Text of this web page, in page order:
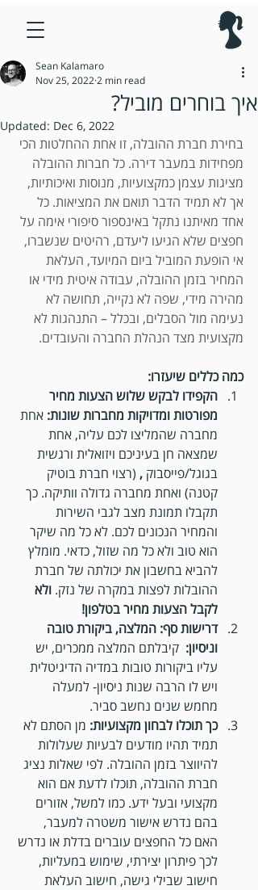
איך בוחרים מוביל?
Sean Kalamaro
Nov 25, 20222 min read
Updated: Dec 6, 2022
בחירת חברת ההובלה, זו אחת ההחלטות הכי
מפחידות במעבר דירה. כל חברות ההובלה
מציגות עצמן כמקצועיות, מנוסות ואיכותיות,
אך לא תמיד הדבר תואם את המציאות. כל
אחד מאיתנו נתקל באינספור סיפורי אימה על
חפצים שלא הגיעו ליעדם, רהיטים שנשברו,
אי הופעת המוביל ביום המיועד, העלאת
המחיר בזמן ההובלה, עבודה איטית מידי או
מהירה מידי, שפה לא נקייה, תחושה לא
נעימה מול הסבלים, ובכלל – התנהגות לא
מקצועית מצד הנהלת החברה והעובדים.
כמה כללים שיעזרו:
הקפידו לבקש שלוש הצעות מחיר
מפורטות ומדויקות מחברות שונות: אחת
מחברה שהמליצו לכם עליה, אחת
שמצאה חן בעיניכם ויזואלית ורגשית
בגוגל/פייסבוק , (רצוי חברת בוטיק
קטנה) ואחת מחברה גדולה וותיקה. כך
תקבלו תמונת מצב לגבי השירות
והמחיר הנכונים לכם. לא כל מה שיקר
הוא טוב ולא כל מה שזול, כדאי. מומלץ
להביא בחשבון את יכולתה של חברת
ההובלות לפצות במקרה של נזק. ולא
לקבל הצעות מחיר בטלפון!
דרישות סף: המלצה, ביקורת טובה
וניסיון: קיבלתם המלצה ממכרים, יש
עליו ביקורות טובות במדיה הדיגיטלית
ויש לו הרבה שנות ניסיון- למעלה
מחמש שנים נחשב סביר.
כך תוכלו לבחון מקצועיות: מן הסתם לא
תמיד תהיו מודעים לבעיות שעלולות
להיווצר בזמן ההובלה. לפי שאלות נציג
חברת ההובלה, תוכלו לדעת אם הוא
מקצועי ובעל ידע. כמו למשל, אזורים
בהם נדרש אישור משטרה למעבר,
האם כל החפצים עוברים בדלת או נדרש
לכך פיתרון יצירתי, שימוש במעליות,
חישוב שבילי גישה, חישוב העלאת